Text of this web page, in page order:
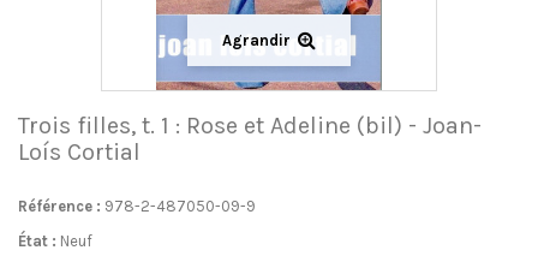
Agrandir
Trois filles, t. 1 : Rose et Adeline (bil) - Joan-
Loís Cortial
Référence : 978-2-487050-09-9
État : Neuf